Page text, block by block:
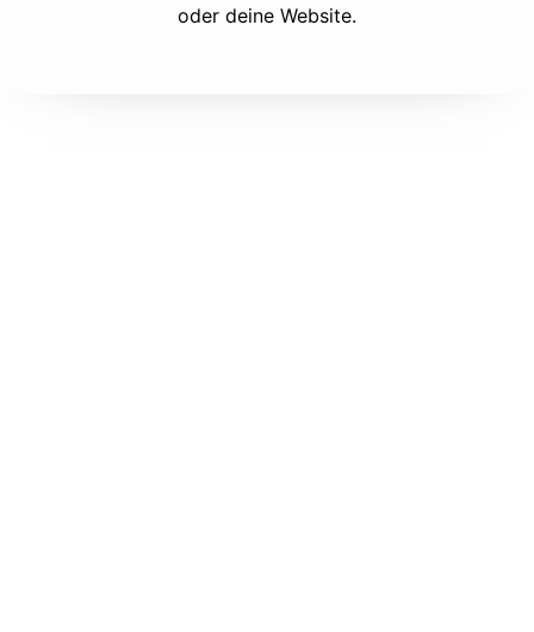
oder deine Website.